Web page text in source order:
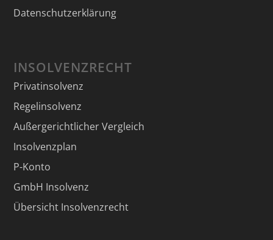
Datenschutzerklärung
INSOLVENZRECHT
Privatinsolvenz
Regelinsolvenz
Außergerichtlicher Vergleich
Insolvenzplan
P-Konto
GmbH Insolvenz
Übersicht Insolvenzrecht